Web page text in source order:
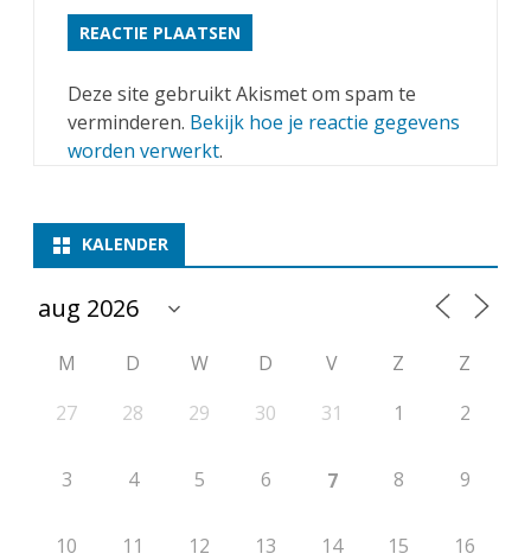
Deze site gebruikt Akismet om spam te
verminderen. Bekijk hoe je reactie gegevens
worden verwerkt.
KALENDER
M D W D V Z
Z
27
28 29 30 31 1 2
3 4 5 6 7 8 9
10 11 12 13 14 15 16